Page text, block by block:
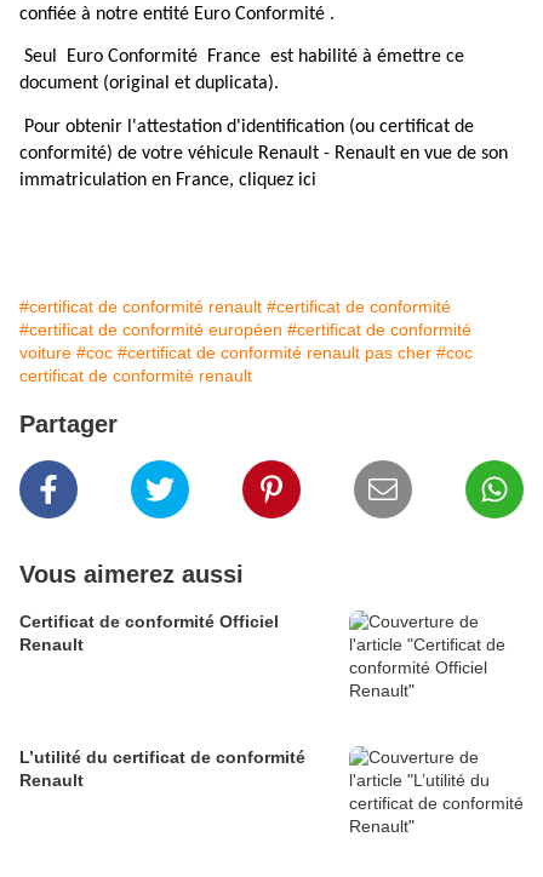
confiée à notre entité Euro Conformité .
Seul Euro Conformité France est habilité à émettre ce
document (original et duplicata).
Pour obtenir l'attestation d'identification (ou certificat de
conformité) de votre véhicule Renault - Renault en vue de son
immatriculation en France, cliquez ici
#certificat de conformité renault #certificat de conformité
#certificat de conformité européen #certificat de conformité
voiture #coc #certificat de conformité renault pas cher #coc
certificat de conformité renault
Partager
Vous aimerez aussi
Certificat de conformité Officiel
Renault
L’utilité du certificat de conformité
Renault